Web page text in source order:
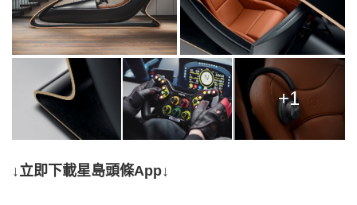
+1
↓立即下載星島頭條App↓